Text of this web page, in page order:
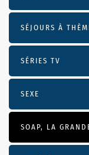
SÉJOURS À
SÉRIES TV
SEXE
SOAP, LA